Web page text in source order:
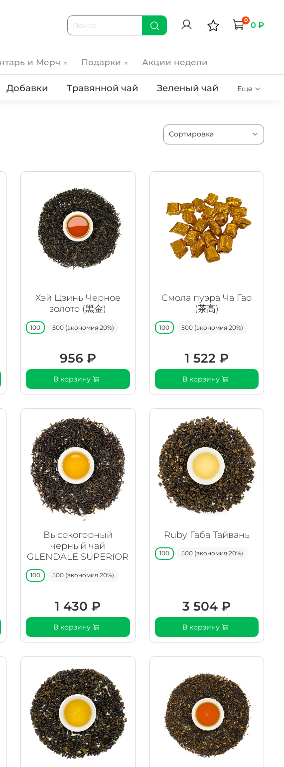
0
0 ₽
и Мерч ▾ Подарки ▾ Акции недели
Добавки Травянной чай Зеленый чай Еще
Хэй Цзинь Черное
золото (黑金)
100 500 (экономия 20%)
956 ₽
В корзину
Смола пуэра Ча Гао
(茶高)
100 500 (экономия 20%)
1 522 ₽
В корзину
Высокогорный
черный чай
GLENDALE SUPERIOR
100 500 (экономия 20%)
1 430 ₽
В корзину
Ruby Габа Тайвань
100 500 (экономия 20%)
3 504 ₽
В корзину